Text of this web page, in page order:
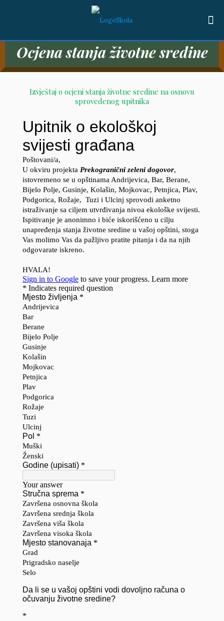
Ocjena stanja životne sredine
Izvještaj o ocjeni stanja životne sredine na osnovu
sprovedenog upitnika